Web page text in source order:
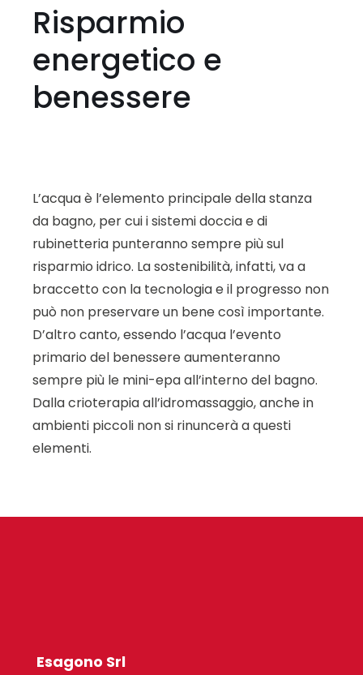
Risparmio
energetico e
benessere
L’acqua è l’elemento principale della stanza
da bagno, per cui i sistemi doccia e di
rubinetteria punteranno sempre più sul
risparmio idrico. La sostenibilità, infatti, va a
braccetto con la tecnologia e il progresso non
può non preservare un bene così importante.
D’altro canto, essendo l’acqua l’evento
primario del benessere aumenteranno
sempre più le mini-epa all’interno del bagno.
Dalla crioterapia all’idromassaggio, anche in
ambienti piccoli non si rinuncerà a questi
elementi.
Esagono Srl